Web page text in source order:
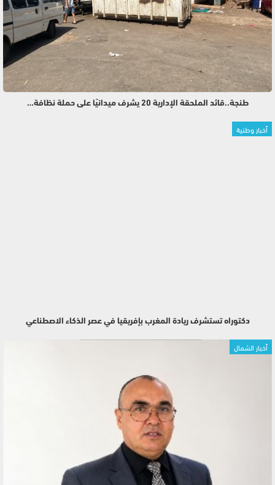
طنجة..قائد الملحقة الإدارية 20 يشرف ميدانيًا على حملة نظافة…
أخبار وطنية
دكتوراه تستشرف ريادة المغرب بإفريقيا في عصر الذكاء الاصطناعي
أخبار الشمال